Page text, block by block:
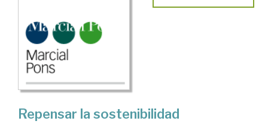
Repensar la sostenibilidad